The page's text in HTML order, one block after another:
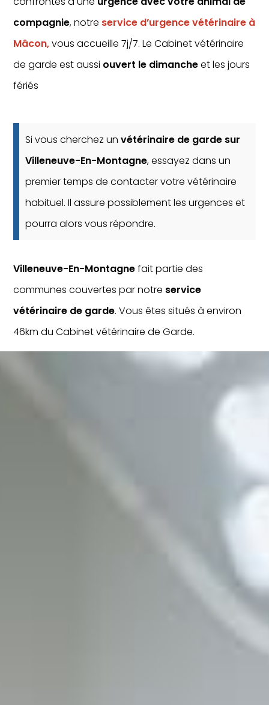
compagnie, notre service d’urgence vétérinaire à
Mâcon,vous accueille 7j/7. Le Cabinet vétérinaire
de garde est aussi ouvert le dimancheet les jours
fériés
Si vous cherchez unvétérinaire de garde sur
Villeneuve-En-Montagne, essayez dans un
premier temps de contacter votre vétérinaire
habituel. Il assure possiblement les urgences et
pourra alors vous répondre.
Villeneuve-En-Montagnefait partie des
communes couvertes par notre service
vétérinaire de garde. Vous êtes situés à environ
46km du Cabinet vétérinaire de Garde.